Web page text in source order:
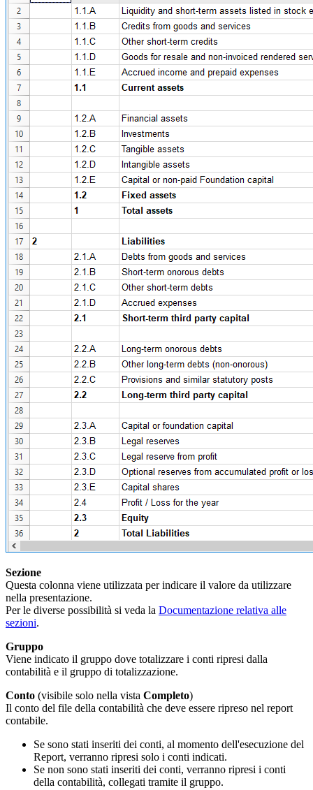
Sezione
Questa colonna viene utilizzata per indicare il valore da utilizzare
nella presentazione.
Per le diverse possibilità si veda la Documentazione relativa alle
sezioni.
Gruppo
Viene indicato il gruppo dove totalizzare i conti ripresi dalla
contabilità e il gruppo di totalizzazione.
Conto (visibile solo nella vista Completo)
Il conto del file della contabilità che deve essere ripreso nel report
contabile.
Se sono stati inseriti dei conti, al momento dell'esecuzione del
Report, verranno ripresi solo i conti indicati.
Se non sono stati inseriti dei conti, verranno ripresi i conti
della contabilità, collegati tramite il gruppo.